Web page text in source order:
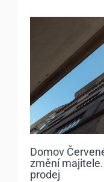
Domov
změní
prodej